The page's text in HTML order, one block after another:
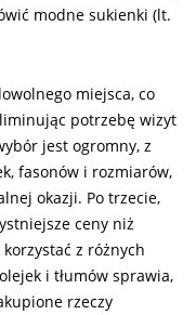
modne sukienki (lt.
miejsca, co
potrzebę wizyt
jest ogromny, z
fasonów i rozmiarów,
okazji. Po trzecie,
ceny niż
z różnych
i tłumów sprawia,
rzeczy